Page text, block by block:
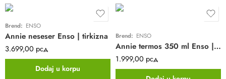
Brend: ENSO
Annie neseser Enso | tirkizna
3.699,00 рсд
Dodaj u korpu
Brend: ENSO
Annie termos 350 ml Enso | koralna
1.999,00 рсд